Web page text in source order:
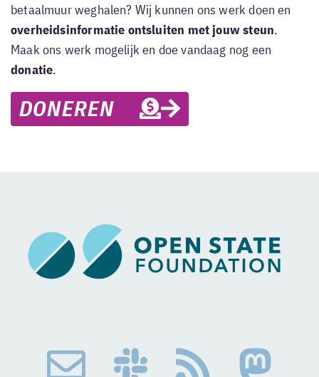
betaalmuur weghalen? Wij kunnen ons werk doen en
overheidsinformatie ontsluiten met jouw steun.
Maak ons werk mogelijk en doe vandaag nog een
donatie.
DONEREN